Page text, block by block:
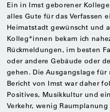
Ein in Imst geborener
alles Gute für das Verfassen
Heimatstadt gewünscht und
Kolleg*innen bekam ich
Rückmeldungen, im besten
oder andere Gebäude oder
gehen. Die Ausgangslage
Bericht von Imst war daher
Positives, Musikkultur und
Verkehr, wenig